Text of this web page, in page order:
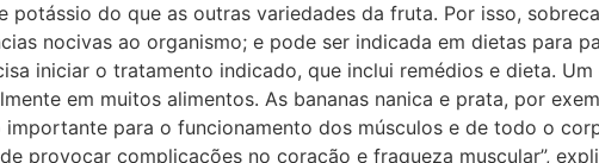
potássio do que as outras variedades da fruta. Por isso,
nocivas ao organismo; e pode ser indicada em dietas para
iniciar o tratamento indicado, que inclui remédios e dieta.
em muitos alimentos. As bananas nanica e prata, por
para o funcionamento dos músculos e de todo o
provocar complicações no coração e fraqueza muscular”,